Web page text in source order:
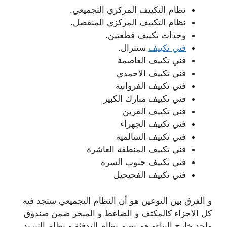
نظام التكييف المركزي التجميعي.
نظام التكييف المركزي المنفصل.
وحدات تكييف قطعتين.
فني تكييف سنترال.
فني تكييف العاصمة
فني تكييف الاحمدي
فني تكييف الفروانية
فني تكييف مبارك الكبير
فني تكييف القرين
فني تكييف الجهراء
فني تكييف السالمية
فني تكييف المنطقة العاشرة
فني تكييف جنوب السرة
فني تكييف الفحيحيل
و الفرق بين النوعين هو أن النظام التجميعي ستجد فيه
كل الاجزاء كالمكثف و الضاغط و المبخر ضمن صندوق